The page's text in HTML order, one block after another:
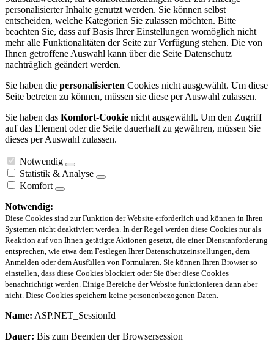
personalisierter Inhalte genutzt werden. Sie können selbst
entscheiden, welche Kategorien Sie zulassen möchten. Bitte
beachten Sie, dass auf Basis Ihrer Einstellungen womöglich nicht
mehr alle Funktionalitäten der Seite zur Verfügung stehen. Die von
Ihnen getroffene Auswahl kann über die Seite Datenschutz
nachträglich geändert werden.
Sie haben die personalisierten Cookies nicht ausgewählt. Um diese
Seite betreten zu können, müssen sie diese per Auswahl zulassen.
Sie haben das Komfort-Cookie nicht ausgewählt. Um den Zugriff
auf das Element oder die Seite dauerhaft zu gewähren, müssen Sie
dieses per Auswahl zulassen.
Notwendig
Statistik & Analyse
Komfort
Notwendig:
Diese Cookies sind zur Funktion der Website erforderlich und können in Ihren
Systemen nicht deaktiviert werden. In der Regel werden diese Cookies nur als
Reaktion auf von Ihnen getätigte Aktionen gesetzt, die einer Dienstanforderung
entsprechen, wie etwa dem Festlegen Ihrer Datenschutzeinstellungen, dem
Anmelden oder dem Ausfüllen von Formularen. Sie können Ihren Browser so
einstellen, dass diese Cookies blockiert oder Sie über diese Cookies
benachrichtigt werden. Einige Bereiche der Website funktionieren dann aber
nicht. Diese Cookies speichern keine personenbezogenen Daten.
Name: ASP.NET_SessionId
Dauer: Bis zum Beenden der Browsersession